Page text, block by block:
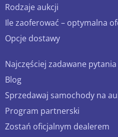
Rodzaje aukcji
Ile zaoferować – optymalna
Opcje dostawy
Najczęściej zadawane pytania
Blog
Sprzedawaj samochody na
Program partnerski
Zostań oficjalnym dealerem